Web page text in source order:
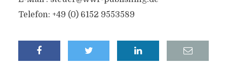
Telefon: +49 (0) 6152 9553589